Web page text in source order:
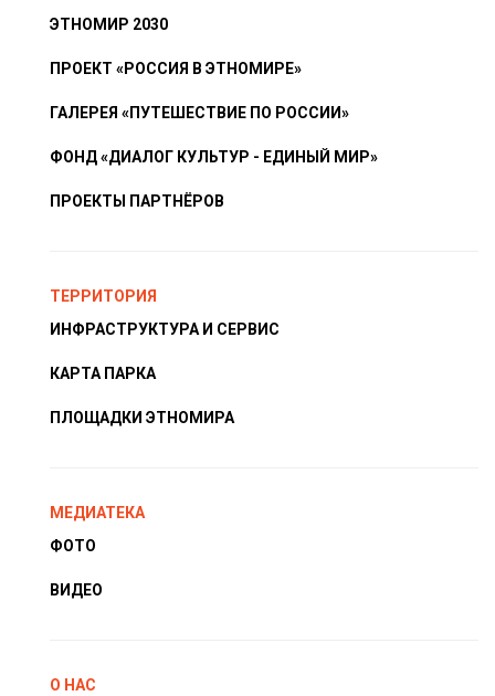
ЭТНОМИР 2030
ПРОЕКТ «РОССИЯ В ЭТНОМИРЕ»
ГАЛЕРЕЯ «ПУТЕШЕСТВИЕ ПО РОССИИ»
ФОНД «ДИАЛОГ КУЛЬТУР - ЕДИНЫЙ МИР»
ПРОЕКТЫ ПАРТНЁРОВ
ТЕРРИТОРИЯ
ИНФРАСТРУКТУРА И СЕРВИС
КАРТА ПАРКА
ПЛОЩАДКИ ЭТНОМИРА
МЕДИАТЕКА
ФОТО
ВИДЕО
О НАС